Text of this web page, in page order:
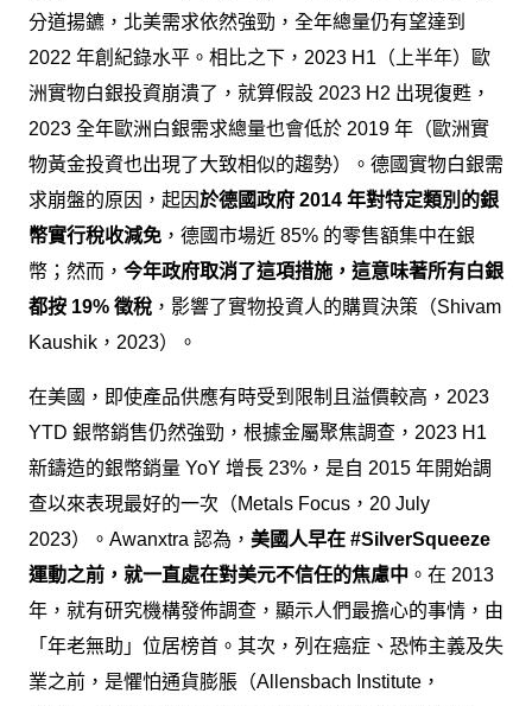
分道揚鑣，北美需求依然強勁，全年總量仍有望達到
2022 年創紀錄水平。相比之下，2023 H1（上半年）歐
洲實物白銀投資崩潰了，就算假設 2023 H2 出現復甦，
2023 全年歐洲白銀需求總量也會低於 2019 年（歐洲實
物黃金投資也出現了大致相似的趨勢）。德國實物白銀需
求崩盤的原因，起因於德國政府 2014 年對特定類別的銀
幣實行稅收減免 ，德國市場近 85% 的零售額集中在銀
幣；然而， 今年政府取消了這項措施，這意味著所有白銀
都按 19% 徵稅 ，影響了實物投資人的購買決策（Shivam
Kaushik，2023）。
在美國，即使產品供應有時受到限制且溢價較高，2023
YTD 銀幣銷售仍然強勁，根據金屬聚焦調查，2023 H1
新鑄造的銀幣銷量 YoY 增長 23%，是自 2015 年開始調
查以來表現最好的一次（Metals Focus，20 July
2023）。Awanxtra 認為， 美國人早在 #SilverSqueeze
運動之前，就一直處在對美元不信任的焦慮中 。在 2013
年，就有研究機構發佈調查，顯示人們最擔心的事情，由
「年老無助」位居榜首。其次，列在癌症、恐怖主義及失
業之前，是懼怕通貨膨脹（Allensbach Institute，